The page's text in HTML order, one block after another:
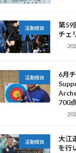
活動報告
第59
チェ
活動報告
6月
700
活動報告
大江
を行